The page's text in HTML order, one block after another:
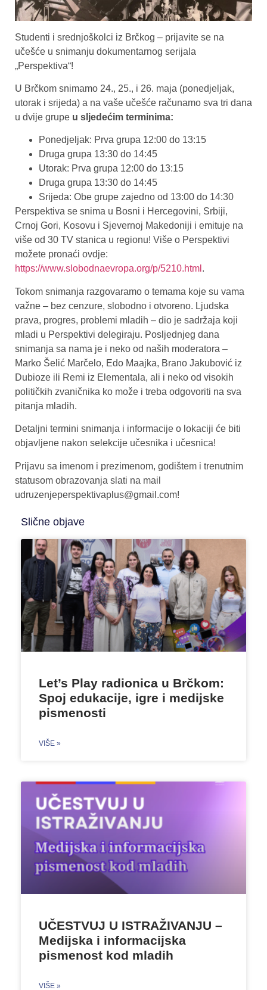
Studenti i srednjoškolci iz Brčkog – prijavite se na
učešće u snimanju dokumentarnog serijala
„Perspektiva“!
U Brčkom snimamo 24., 25., i 26. maja (ponedjeljak,
utorak i srijeda) a na vaše učešće računamo sva tri dana
u dvije grupe u sljedećim terminima:
Ponedjeljak: Prva grupa 12:00 do 13:15
Druga grupa 13:30 do 14:45
Utorak: Prva grupa 12:00 do 13:15
Druga grupa 13:30 do 14:45
Srijeda: Obe grupe zajedno od 13:00 do 14:30
Perspektiva se snima u Bosni i Hercegovini, Srbiji,
Crnoj Gori, Kosovu i Sjevernoj Makedoniji i emituje na
više od 30 TV stanica u regionu! Više o Perspektivi
možete pronaći ovdje:
https://www.slobodnaevropa.org/p/5210.html .
Tokom snimanja razgovaramo o temama koje su vama
važne – bez cenzure, slobodno i otvoreno. Ljudska
prava, progres, problemi mladih – dio je sadržaja koji
mladi u Perspektivi delegiraju. Posljednjeg dana
snimanja sa nama je i neko od naših moderatora –
Marko Šelić Marčelo, Edo Maajka, Brano Jakubović iz
Dubioze ili Remi iz Elementala, ali i neko od visokih
političkih zvaničnika ko može i treba odgovoriti na sva
pitanja mladih.
Detaljni termini snimanja i informacije o lokaciji će biti
objavljene nakon selekcije učesnika i učesnica!
Prijavu sa imenom i prezimenom, godištem i trenutnim
statusom obrazovanja slati na mail
udruzenjeperspektivaplus@gmail.com!
Slične objave
Let’s Play radionica u Brčkom:
Spoj edukacije, igre i medijske
pismenosti
VIŠE »
UČESTVUJ U ISTRAŽIVANJU –
Medijska i informacijska
pismenost kod mladih
VIŠE »